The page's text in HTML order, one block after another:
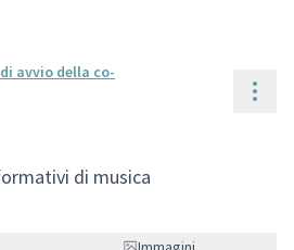
avvio della co-
di musica